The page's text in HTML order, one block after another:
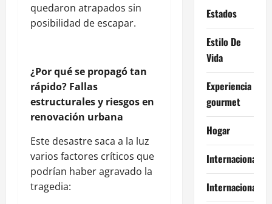
quedaron atrapados sin
posibilidad de escapar.
¿Por qué se propagó tan
rápido? Fallas
estructurales y riesgos en
renovación urbana
Este desastre saca a la luz
varios factores críticos que
podrían haber agravado la
tragedia:
Estados
Estilo De
Vida
Experiencia
gourmet
Hogar
Internacional
Internacionales